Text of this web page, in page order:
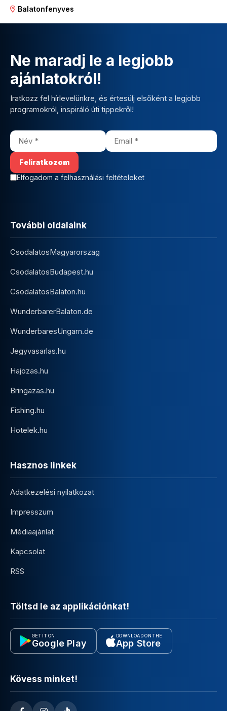
Balatonfenyves
Ne maradj le a legjobb
ajánlatokról!
Iratkozz fel hírlevelünkre, és értesülj elsőként a legjobb
programokról, inspiráló úti tippekről!
Elfogadom a felhasználási feltételeket
További oldalaink
CsodalatosMagyarorszag
CsodalatosBudapest.hu
CsodalatosBalaton.hu
WunderbarerBalaton.de
WunderbaresUngarn.de
Jegyvasarlas.hu
Hajozas.hu
Bringazas.hu
Fishing.hu
Hotelek.hu
Hasznos linkek
Adatkezelési nyilatkozat
Impresszum
Médiaajánlat
Kapcsolat
RSS
Töltsd le az applikációnkat!
GET IT ON
Google Play
DOWNLOAD ON THE
App Store
Kövess minket!